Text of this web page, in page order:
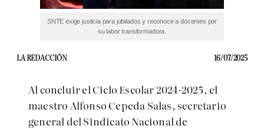
SNTE exige justicia para jubilados y reconoce a docentes por
su labor transformadora.
LA REDACCIÓN 16/07/2025
Al concluir el Ciclo Escolar 2024-2025, el
maestro Alfonso Cepeda Salas, secretario
general del Sindicato Nacional de